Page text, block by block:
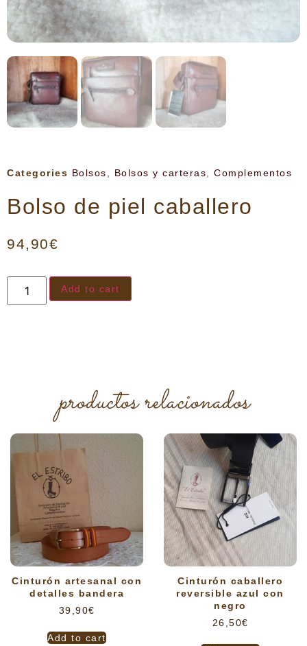
Categories Bolsos Bolsos y carteras Complementos
Bolso de piel caballero
94,90€
Add to cart
productos relacionados
Cinturón artesanal con
detalles bandera
39,90€
Add to cart
Cinturón caballero
reversible azul con
negro
26,50€